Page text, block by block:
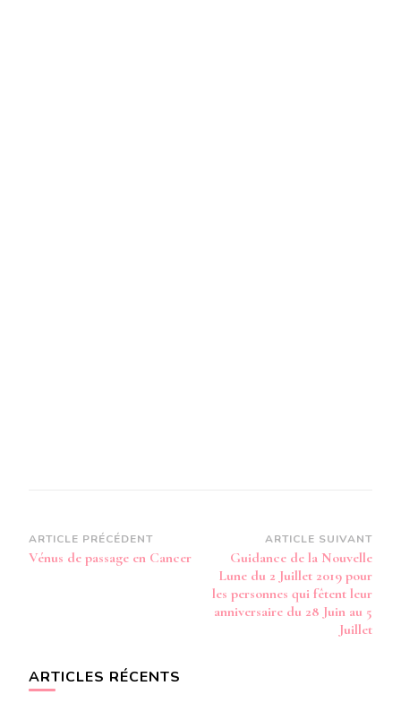
Navigation
d’article
ARTICLE PRÉCÉDENT
Vénus de passage en Cancer
ARTICLE SUIVANT
Guidance de la Nouvelle
Lune du 2 Juillet 2019 pour
les personnes qui fêtent leur
anniversaire du 28 Juin au 5
Juillet
ARTICLES RÉCENTS